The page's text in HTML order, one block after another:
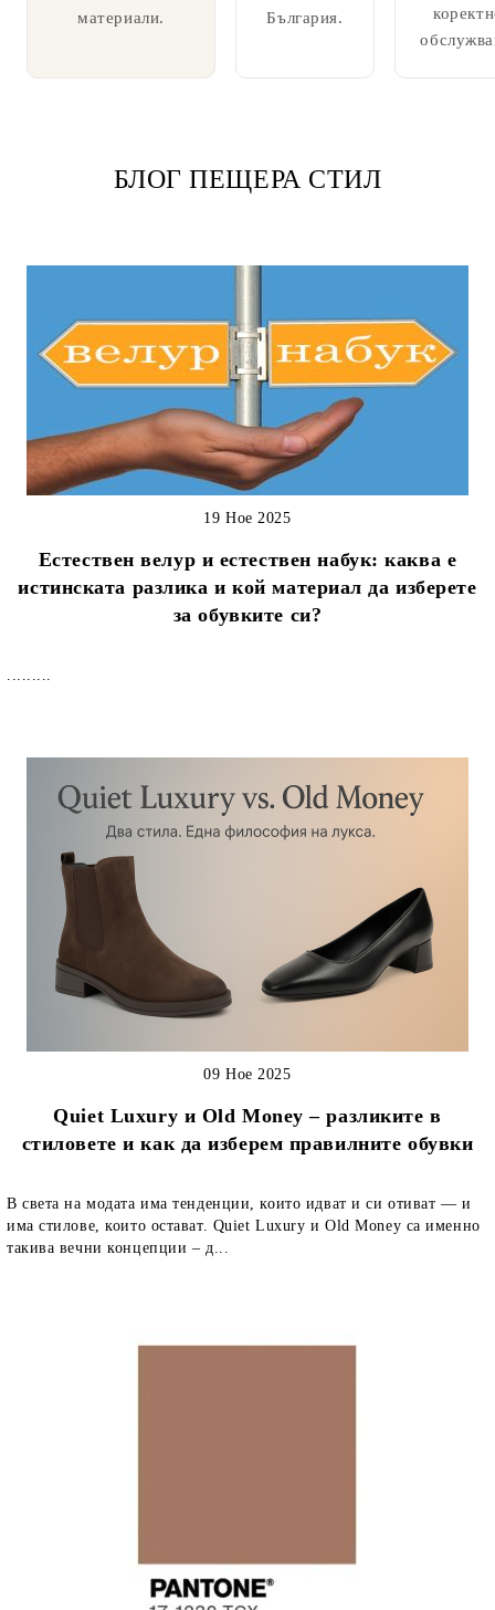
материали. България.
БЛОГ ПЕЩЕРА СТИЛ
Естествен велур и естествен набук: каква е
истинската разлика и кой материал да изберете
за обувките си?
19 Ное 2025
Quiet Luxury и Old Money – разликите в
стиловете и как да изберем правилните обувки
09 Ное 2025
В света на модата има тенденции, които идват и си отиват — и
има стилове, които остават. Quiet Luxury и Old Money са именно
такива вечни концепции – д...